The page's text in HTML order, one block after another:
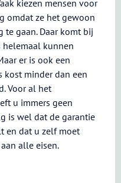
kiezen mensen voor
omdat ze het gewoon
te gaan. Daar komt bij
helemaal kunnen
er is ook een
kost minder dan een
Voor al het
u immers geen
is wel dat de garantie
en dat u zelf moet
alle eisen.